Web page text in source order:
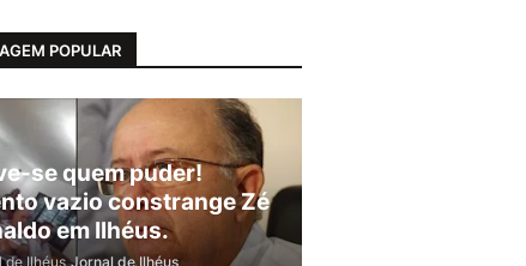
POPULAR
se quem puder!
vazio constrange Zé
em Ilhéus.
de Ilhéus Jornal de Ilhéus